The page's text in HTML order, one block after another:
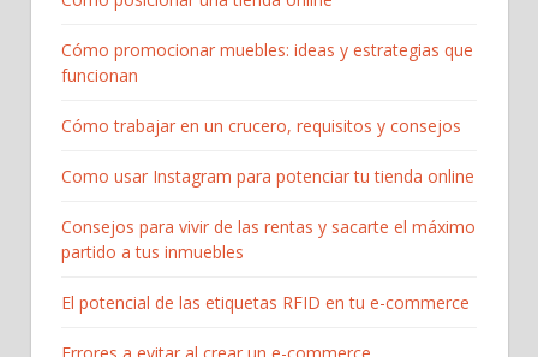
Cómo promocionar muebles: ideas y estrategias que
funcionan
Cómo trabajar en un crucero, requisitos y consejos
Como usar Instagram para potenciar tu tienda online
Consejos para vivir de las rentas y sacarte el máximo
partido a tus inmuebles
El potencial de las etiquetas RFID en tu e-commerce